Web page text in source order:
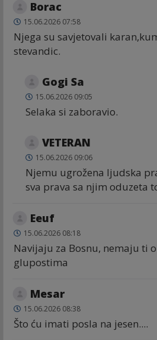
Borac
15.06.2026 07:58
Njega su savjetovali
stevandic.
Gogi Sa
15.06.2026 09:05
Selaka si zaboravio.
VETERAN
15.06.2026 09:06
Njemu ugrožena ljudska
sva prava sa njim oduzeta
Eeuf
15.06.2026 08:18
Navijaju za Bosnu, nemaju ti
glupostima
Mesar
15.06.2026 08:38
Što ću imati posla na jesen....